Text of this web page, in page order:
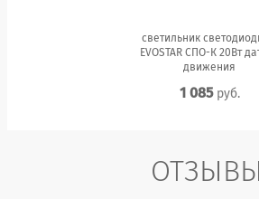
светильник
EVOSTAR СПО-К 20Вт
движения
1 085руб.
ОТЗЫВЫ